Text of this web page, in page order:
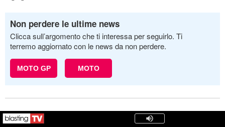
Non perdere le ultime news
Clicca sull’argomento che ti interessa per seguirlo. Ti
terremo aggiornato con le news da non perdere.
MOTO GP MOTO